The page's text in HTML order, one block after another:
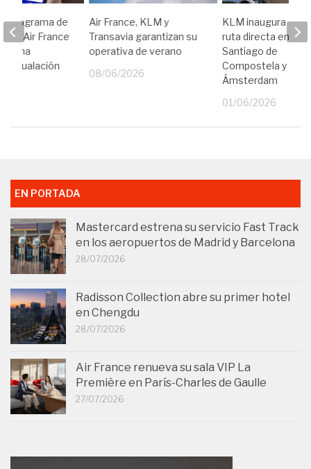
Air France, KLM y
Transavia garantizan su
operativa de verano
08/06/2026
KLM inaugura su
ruta directa entre
Santiago de
Compostela y
Ámsterdam
01/06/2026
programa de
de Air France
una
igualación
EN PORTADA
Mastercard estrena su servicio Fast Track
en los aeropuertos de Madrid y Barcelona
28/07/2026
Radisson Collection abre su primer hotel
en Chengdu
28/07/2026
Air France renueva su sala VIP La
Première en París-Charles de Gaulle
27/07/2026